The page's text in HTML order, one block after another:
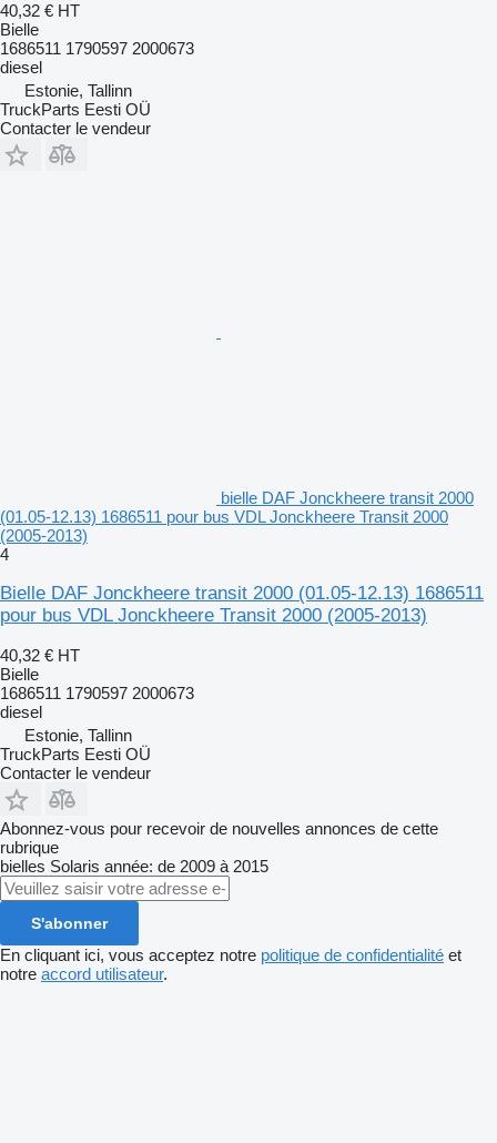
40,32 € HT
Bielle
1686511 1790597 2000673
diesel
Estonie, Tallinn
TruckParts Eesti OÜ
Contacter le vendeur
bielle DAF Jonckheere transit 2000
(01.05-12.13) 1686511 pour bus VDL Jonckheere Transit 2000
(2005-2013)
4
Bielle DAF Jonckheere transit 2000 (01.05-12.13) 1686511
pour bus VDL Jonckheere Transit 2000 (2005-2013)
40,32 € HT
Bielle
1686511 1790597 2000673
diesel
Estonie, Tallinn
TruckParts Eesti OÜ
Contacter le vendeur
Abonnez-vous pour recevoir de nouvelles annonces de cette
rubrique
bielles Solaris année: de 2009 à 2015
S'abonner
En cliquant ici, vous acceptez notre politique de confidentialité et
notre accord utilisateur.